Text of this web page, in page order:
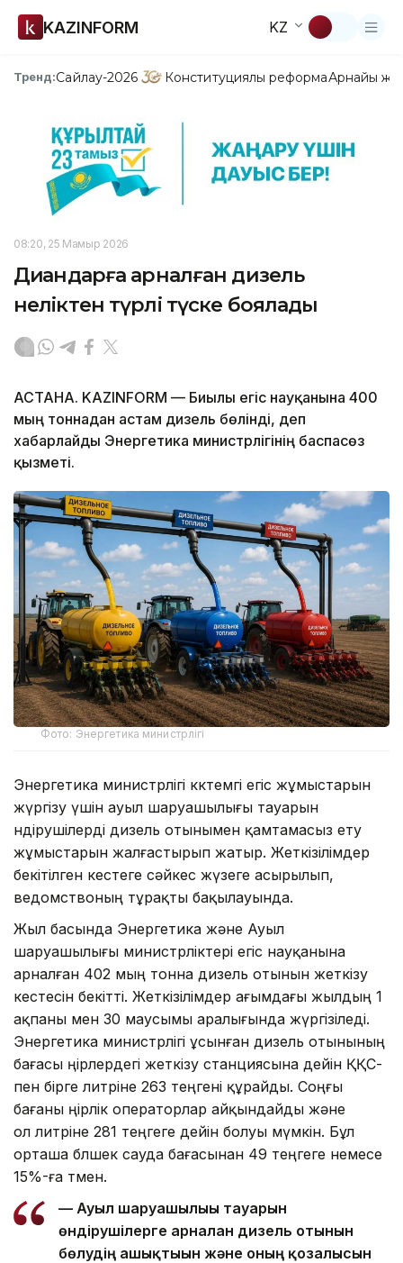
KAZINFORM KZ
Тренд:Сайлау-2026 Конституциялық реформаАрнайы
08:20, 25 Мамыр 2026
Диқандарға арналған дизель
неліктен түрлі түске боялады
АСТАНА. KAZINFORM — Биылғы егіс науқанына 400
мың тоннадан астам дизель бөлінді, деп
хабарлайды Энергетика министрлігінің баспасөз
қызметі.
Фото: Энергетика министрлігі
Энергетика министрлігі көктемгі егіс жұмыстарын
жүргізу үшін ауыл шаруашылығы тауарын
өндірушілерді дизель отынымен қамтамасыз ету
жұмыстарын жалғастырып жатыр. Жеткізілімдер
бекітілген кестеге сәйкес жүзеге асырылып,
ведомствоның тұрақты бақылауында.
Жыл басында Энергетика және Ауыл
шаруашылығы министрліктері егіс науқанына
арналған 402 мың тонна дизель отынын жеткізу
кестесін бекітті. Жеткізілімдер ағымдағы жылдың 1
ақпаны мен 30 маусымы аралығында жүргізіледі.
Энергетика министрлігі ұсынған дизель отынының
бағасы өңірлердегі жеткізу станциясына дейін ҚҚС-
пен бірге литріне 263 теңгені құрайды. Соңғы
бағаны өңірлік операторлар айқындайды және
ол литріне 281 теңгеге дейін болуы мүмкін. Бұл
орташа бөлшек сауда бағасынан 49 теңгеге немесе
15%-ға төмен.
— Ауыл шаруашылығы тауарын
өндірушілерге арналған дизель отынын
бөлудің ашықтығын және оның қозғалысын